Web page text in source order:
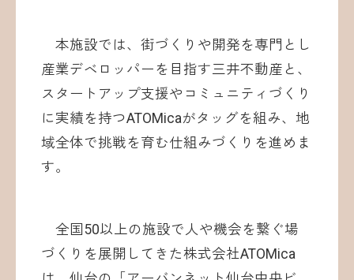
本施設では、街づくりや開発を専門とし
産業デベロッパーを目指す三井不動産と、
スタートアップ支援やコミュニティづくり
に実績を持つATOMicaがタッグを組み、地
域全体で挑戦を育む仕組みづくりを進めま
す。
全国50以上の施設で人や機会を繋ぐ場
づくりを展開してきた株式会社ATOMica